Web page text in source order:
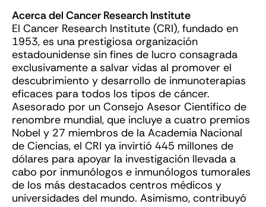
Acerca del Cancer Research Institute
El Cancer Research Institute (CRI), fundado en
1953, es una prestigiosa organización
estadounidense sin fines de lucro consagrada
exclusivamente a salvar vidas al promover el
descubrimiento y desarrollo de inmunoterapias
eficaces para todos los tipos de cáncer.
Asesorado por un Consejo Asesor Científico de
renombre mundial, que incluye a cuatro premios
Nobel y 27 miembros de la Academia Nacional
de Ciencias, el CRI ya invirtió 445 millones de
dólares para apoyar la investigación llevada a
cabo por inmunólogos e inmunólogos tumorales
de los más destacados centros médicos y
universidades del mundo. Asimismo, contribuyó